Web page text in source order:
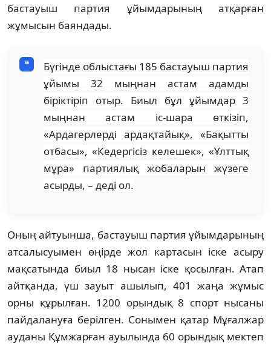
бастауыш партия ұйымдарының атқарған
жұмысын баяндады.
Бүгінде облыстағы 185 бастауыш партия
ұйымы 32 мыңнан астам адамды
біріктіріп отыр. Биыл бұл ұйымдар 3
мыңнан астам іс-шара өткізіп,
«Ардагерлерді ардақтайық», «Бақытты
отбасы», «Кедергісіз келешек», «Ұлттық
мұра» партиялық жобаларын жүзеге
асырды, – деді ол.
Оның айтуынша, бастауыш партия ұйымдарының
атсалысуымен өңірде жол картасын іске асыру
мақсатында биыл 18 нысан іске қосылған. Атап
айтқанда, үш зауыт ашылып, 401 жаңа жұмыс
орны құрылған. 1200 орындық 8 спорт нысаны
пайдалануға берілген. Сонымен қатар Мұғалжар
ауданы Құмжарған ауылында 60 орындық мектеп